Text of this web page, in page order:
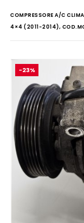
COMPRESSORE A/C
4×4 (2011-2014),
-23%